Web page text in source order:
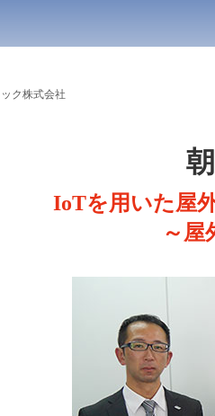
ク株式会社
IoTを用いた屋
～屋